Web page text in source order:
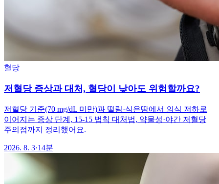
혈당
저혈당 증상과 대처, 혈당이 낮아도 위험할까요?
저혈당 기준(70 mg/dL 미만)과 떨림·식은땀에서 의식 저하로
이어지는 증상 단계, 15-15 법칙 대처법, 약물성·야간 저혈당
주의점까지 정리했어요.
2026. 8. 3·14분